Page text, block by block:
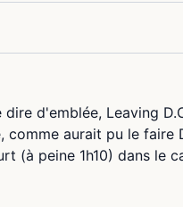
d'emblée, Leaving
aurait pu le faire
(à peine 1h10) dans le